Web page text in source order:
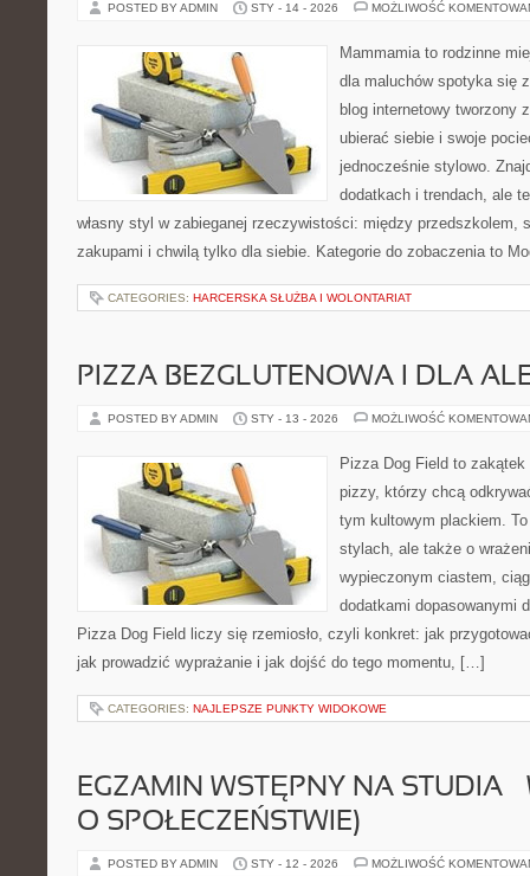
POSTED BY ADMIN STY - 14 - 2026 MOŻLIWOŚĆ
Mammamia to rodzinne
dla maluchów spotyka się
blog internetowy tworzony
ubierać siebie i swoje
jednocześnie stylowo.
dodatkach i trendach, ale
własny styl w zabieganej rzeczywistości: między przedszkolem,
zakupami i chwilą tylko dla siebie. Kategorie do zobaczenia to
CATEGORIES: HARCERSKA SŁUŻBA I WOLONTARIAT
PIZZA BEZGLUTENOWA I DLA
POSTED BY ADMIN STY - 13 - 2026 MOŻLIWOŚĆ
Pizza Dog Field to
pizzy, którzy chcą
tym kultowym plackiem.
stylach, ale także o
wypieczonym ciastem,
dodatkami dopasowanymi
Pizza Dog Field liczy się rzemiosło, czyli konkret: jak
jak prowadzić wyprażanie i jak dojść do tego momentu, […]
CATEGORIES: NAJLEPSZE PUNKTY WIDOKOWE
EGZAMIN WSTĘPNY NA STUDIA
O SPOŁECZEŃSTWIE)
POSTED BY ADMIN STY - 12 - 2026 MOŻLIWOŚĆ